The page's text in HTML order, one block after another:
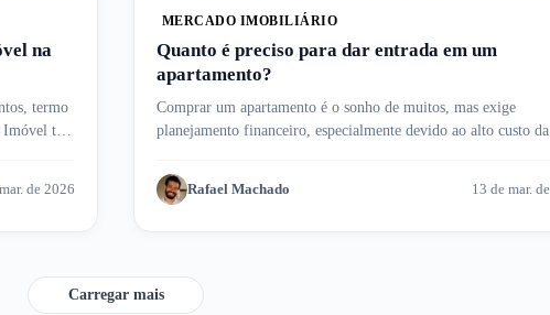
na
termo
Imóvel te
de 2026
MERCADO IMOBILIÁRIO
Quanto é preciso para dar entrada em um
apartamento?
Comprar um apartamento é o sonho de muitos, mas exige
planejamento financeiro, especialmente devido ao alto custo da
financiamento. Esse valor inicial é uma das maiores despesas do
processo de aquisição. Neste artigo, exploramos como calcular a
Rafael Machado 13 de mar.
Carregar mais